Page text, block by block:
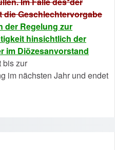
die Geschlechtervorgabe
der Regelung zur
hinsichtlich der
im Diözesanvorstand
bis zur
im nächsten Jahr und endet